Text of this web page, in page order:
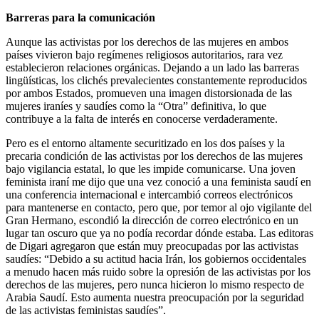
Barreras para la comunicación
Aunque las activistas por los derechos de las mujeres en ambos
países vivieron bajo regímenes religiosos autoritarios, rara vez
establecieron relaciones orgánicas. Dejando a un lado las barreras
lingüísticas, los clichés prevalecientes constantemente reproducidos
por ambos Estados, promueven una imagen distorsionada de las
mujeres iraníes y saudíes como la “Otra” definitiva, lo que
contribuye a la falta de interés en conocerse verdaderamente.
Pero es el entorno altamente securitizado en los dos países y la
precaria condición de las activistas por los derechos de las mujeres
bajo vigilancia estatal, lo que les impide comunicarse. Una joven
feminista iraní me dijo que una vez conoció a una feminista saudí en
una conferencia internacional e intercambió correos electrónicos
para mantenerse en contacto, pero que, por temor al ojo vigilante del
Gran Hermano, escondió la dirección de correo electrónico en un
lugar tan oscuro que ya no podía recordar dónde estaba. Las editoras
de Digari agregaron que están muy preocupadas por las activistas
saudíes: “Debido a su actitud hacia Irán, los gobiernos occidentales
a menudo hacen más ruido sobre la opresión de las activistas por los
derechos de las mujeres, pero nunca hicieron lo mismo respecto de
Arabia Saudí. Esto aumenta nuestra preocupación por la seguridad
de las activistas feministas saudíes”.